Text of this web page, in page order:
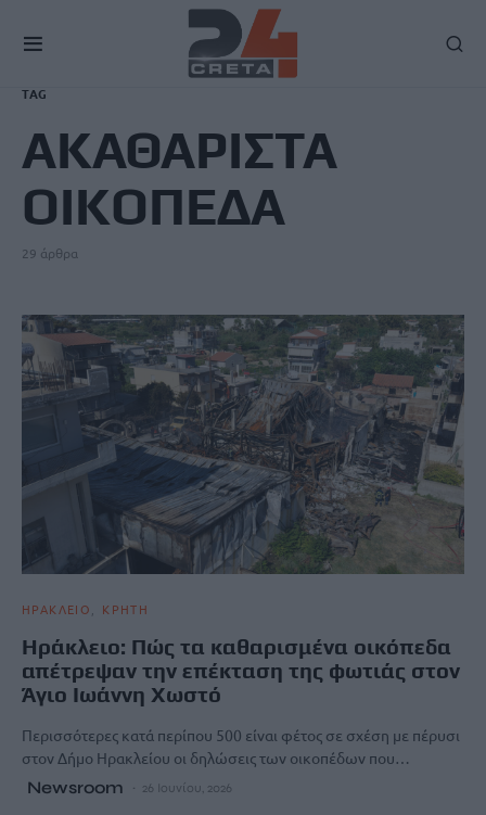
TAG
ΑΚΑΘΑΡΙΣΤΑ
ΟΙΚΟΠΕΔΑ
29 άρθρα
ΗΡΑΚΛΕΙΟ ΚΡΗΤΗ
Ηράκλειο: Πώς τα καθαρισμένα οικόπεδα
απέτρεψαν την επέκταση της φωτιάς στον
Άγιο Ιωάννη Χωστό
Περισσότερες κατά περίπου 500 είναι φέτος σε σχέση με πέρυσι
στον Δήμο Ηρακλείου οι δηλώσεις των οικοπέδων που…
Newsroom 26 Ιουνίου, 2026